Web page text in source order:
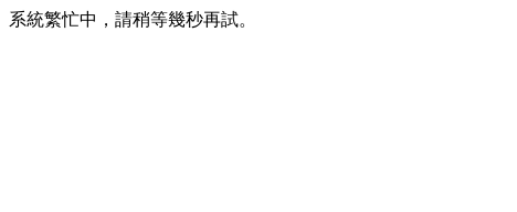
系統繁忙中，請稍等幾秒再試。